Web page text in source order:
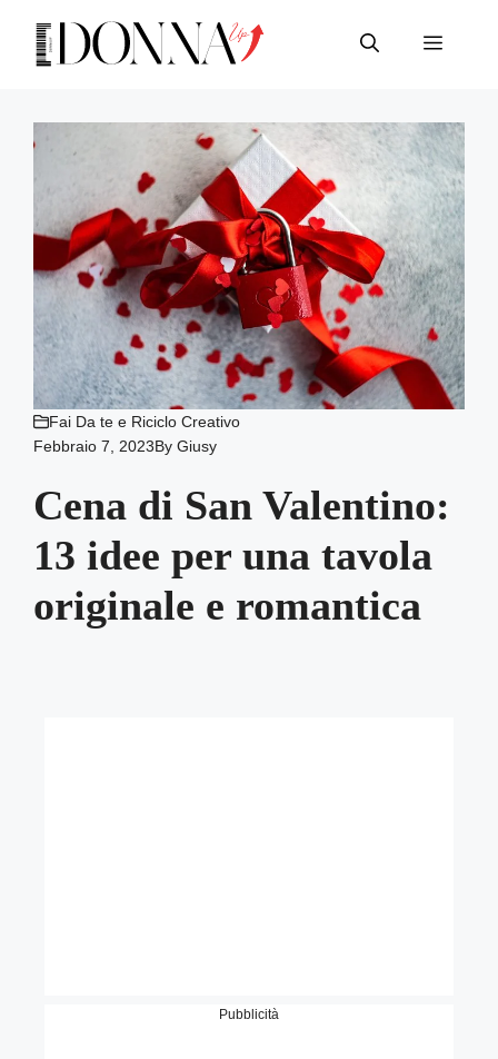
contenuto
Menu
Fai Da te e Riciclo Creativo
Febbraio 7, 2023ByGiusy
Cena di San Valentino:
13 idee per una tavola
originale e romantica
Pubblicità